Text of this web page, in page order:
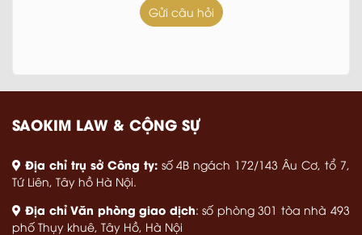
SAOKIM LAW & CỘNG SỰ
Địa chỉ trụ sở Công ty:số 4B ngách 172/143 Âu Cơ, tổ 7,
Tứ Liên, Tây hồ Hà Nội.
Địa chỉ Văn phòng giao dịch: số phòng 301 tòa nhà 493
phố Thụy khuê, Tây Hồ, Hà Nội